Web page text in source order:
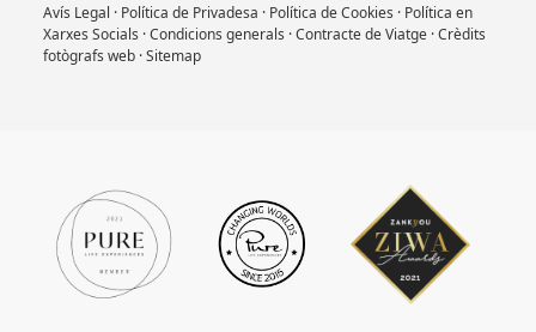
Avís Legal · Política de Privadesa · Política de Cookies · Política en
Xarxes Socials ·Condicions generals ·Contracte de Viatge·Crèdits
fotògrafs web·Sitemap